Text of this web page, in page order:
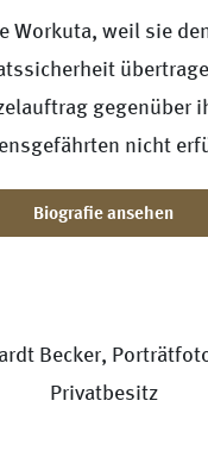
Workuta, weil sie
gegenüber
nicht
Biografie ansehen